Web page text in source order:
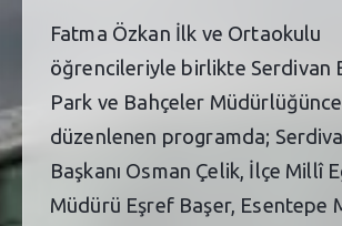
Fatma Özkan İlk ve Ortaokulu
öğrencileriyle birlikte Serdivan
Park ve Bahçeler Müdürlüğünce
düzenlenen programda;
Başkanı Osman Çelik, İlçe Millî
Müdürü Eşref Başer, Esentepe